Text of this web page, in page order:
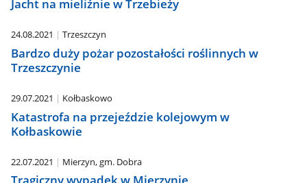
Jacht na mieliźnie w Trzebieży
24.08.2021 Trzeszczyn
Bardzo duży pożar pozostałości roślinnych w
Trzeszczynie
29.07.2021 Kołbaskowo
Katastrofa na przejeździe kolejowym w
Kołbaskowie
22.07.2021 Mierzyn, gm. Dobra